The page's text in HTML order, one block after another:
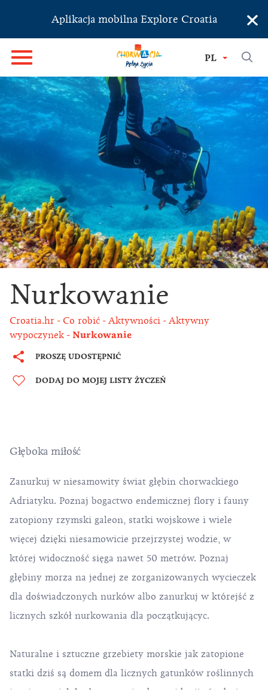
Aplikacja mobilna Explore Croatia ×
PL
Nurkowanie
Croatia.hr Co robić Aktywności
Aktywny
wypoczynek
Nurkowanie
PROSZĘ UDOSTĘPNIĆ
DODAJ DO MOJEJ LISTY ŻYCZEŃ
Głęboka miłość
Zanurkuj w niesamowity świat głębin chorwackiego
Adriatyku. Poznaj bogactwo endemicznej flory i fauny
zatopiony rzymski galeon, statki wojskowe i wiele
więcej dzięki niesamowicie przejrzystej wodzie, w
której widoczność sięga nawet 50 metrów. Poznaj
głębiny morza na jednej ze zorganizowanych wycieczek
dla doświadczonych nurków albo zanurkuj w którejść z
licznych szkół nurkowania dla początkującyc.
Naturalne i sztuczne grzebiety morskie jak zatopione
statki dziś są domem dla licznych gatunków roślinnych